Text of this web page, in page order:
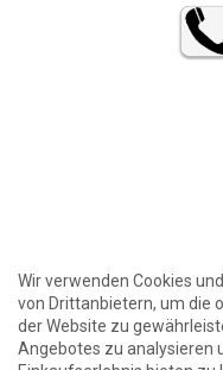
Wir verwenden Cookies
von Drittanbietern, um die
der Website zu
Angebotes zu analysieren